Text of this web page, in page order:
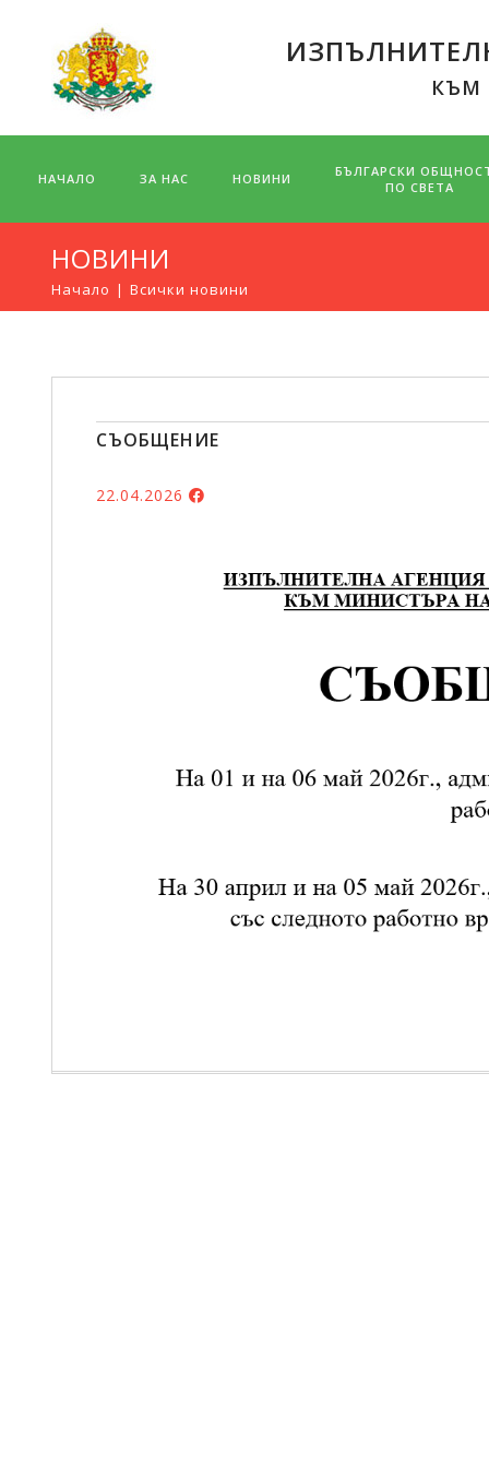
КЪМ
НАЧАЛО ЗА НАС НОВИНИ
БЪЛГАРСКИ
ПО СВЕТА
НОВИНИ
Начало Всички новини
СЪОБЩЕНИЕ
22.04.2026